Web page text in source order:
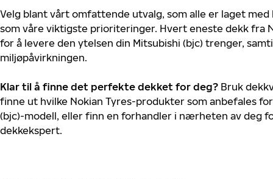
Velg blant vårt omfattende utvalg, som alle er laget
som våre viktigste prioriteringer. Hvert eneste dekk fra
for å levere den ytelsen din Mitsubishi (bjc) trenger,
miljøpåvirkningen.
Klar til å finne det perfekte dekket for deg? Bruk
finne ut hvilke Nokian Tyres-produkter som anbefales
(bjc)-modell, eller finn en forhandler i nærheten av deg
dekkekspert.